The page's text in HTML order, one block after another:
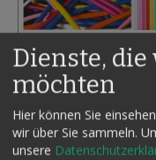
MODELLIERBALLONS
SPAGHETTI, 160ER
Inkl. MwSt.,
zzgl.Versand
Dienste,
möchten
Hier können Sie
wir über Sie sammeln.
unsere